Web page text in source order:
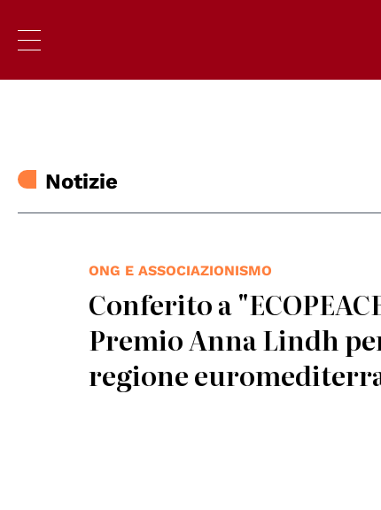
Notizie
ONG E ASSOCIAZIONISMO
Conferito a
Premio Anna Lindh
regione